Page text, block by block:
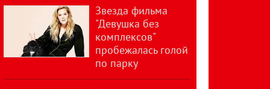
Звезда фильма
"Девушка без
комплексов"
пробежалась голой
по парку